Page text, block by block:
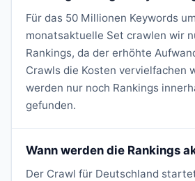
Für das 50 Millionen Keywords
monatsaktuelle Set crawlen wir
Rankings, da der erhöhte
Crawls die Kosten vervielfachen
werden nur noch Rankings
gefunden.
Wann werden die Rankings
Der Crawl für Deutschland